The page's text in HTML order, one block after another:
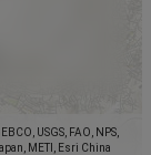
USGS, FAO, NPS,
METI, Esri China